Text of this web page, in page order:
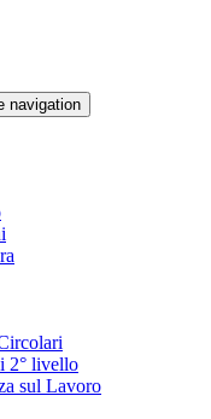
navigation
2° livello
sul Lavoro